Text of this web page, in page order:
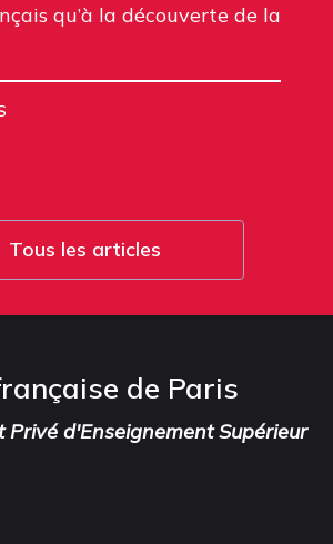
qu’à la découverte de la
Tous les articles
de Paris
Privé d'Enseignement Supérieur